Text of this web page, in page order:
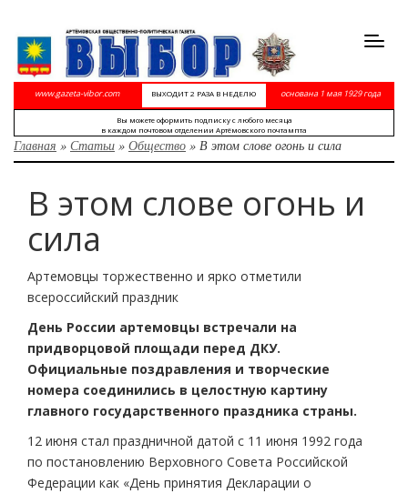
www.gazeta-vibor.com ВЫХОДИТ 2 РАЗА В НЕДЕЛЮ основана 1 мая 1929 года
Вы можете оформить подписку с любого месяца
в каждом почтовом отделении Артёмовского почтампта
Главная » Статьи » Общество » В этом слове огонь и сила
В этом слове огонь и
сила
Артемовцы торжественно и ярко отметили
всероссийский праздник
День России артемовцы встречали на
придворцовой площади перед ДКУ.
Официальные поздравления и творческие
номера соединились в целостную картину
главного государственного праздника страны.
12 июня стал праздничной датой с 11 июня 1992 года
по постановлению Верховного Совета Российской
Федерации как «День принятия Декларации о